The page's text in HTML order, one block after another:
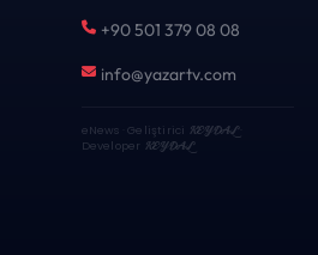
+90 501 379 08 08
info@yazartv.com
eNews · Geliştirici KEYDAL·
Developer KEYDAL